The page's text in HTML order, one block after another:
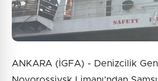
ANKARA (İGFA) - Denizcilik